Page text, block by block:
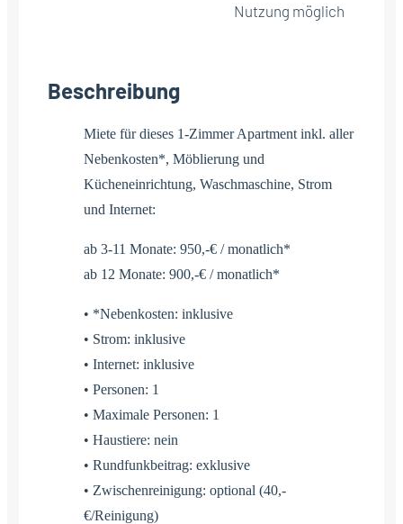
Nutzung möglich
Beschreibung
Miete für dieses 1-Zimmer Apartment inkl. aller
Nebenkosten*, Möblierung und
Kücheneinrichtung, Waschmaschine, Strom
und Internet:
ab 3-11 Monate: 950,-€ / monatlich*
ab 12 Monate: 900,-€ / monatlich*
• *Nebenkosten: inklusive
• Strom: inklusive
• Internet: inklusive
• Personen: 1
• Maximale Personen: 1
• Haustiere: nein
• Rundfunkbeitrag: exklusive
• Zwischenreinigung: optional (40,-
€/Reinigung)